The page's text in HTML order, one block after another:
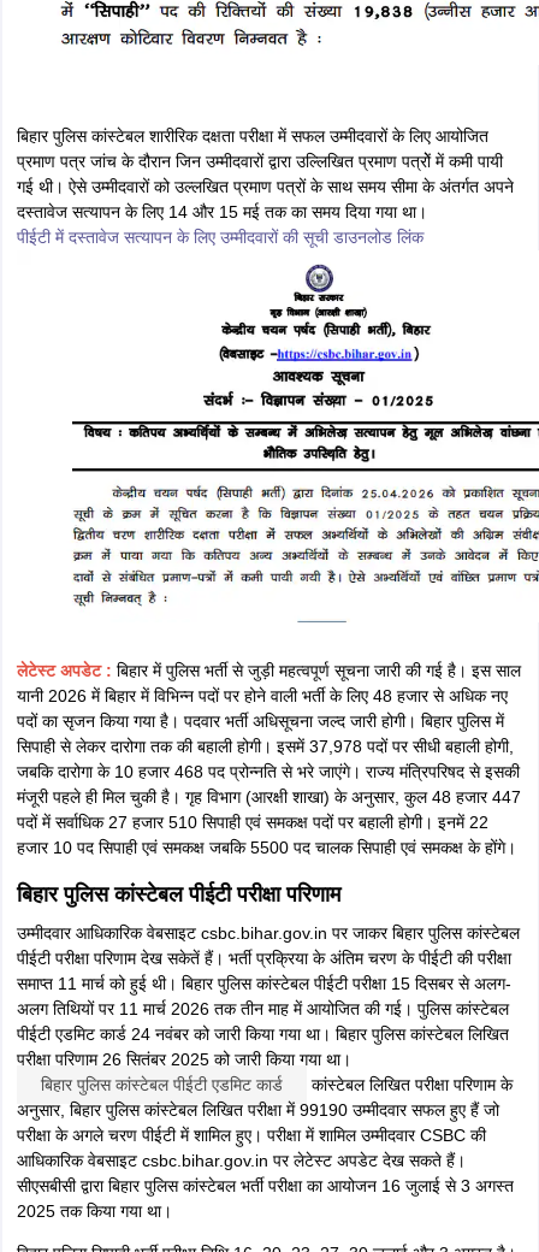
बिहार पुलिस कांस्टेबल शारीरिक दक्षता परीक्षा में सफल उम्मीदवारों के लिए आयोजित
प्रमाण पत्र जांच के दौरान जिन उम्मीदवारों द्वारा उल्लिखित प्रमाण पत्रोें में कमी पायी
गई थी। ऐसे उम्मीदवारों को उल्लखित प्रमाण पत्रों के साथ समय सीमा के अंतर्गत अपने
दस्तावेज सत्यापन के लिए 14 और 15 मई तक का समय दिया गया था।
पीईटी में दस्तावेज सत्यापन के लिए उम्मीदवारों की सूची डाउनलोड लिंक
लेटेस्ट अपडेट : बिहार में पुलिस भर्ती से जुड़ी महत्वपूर्ण सूचना जारी की गई है। इस साल
यानी 2026 में बिहार में विभिन्न पदों पर होने वाली भर्ती के लिए 48 हजार से अधिक नए
पदों का सृजन किया गया है। पदवार भर्ती अधिसूचना जल्द जारी होगी। बिहार पुलिस में
सिपाही से लेकर दारोगा तक की बहाली होगी। इसमें 37,978 पदों पर सीधी बहाली होगी,
जबकि दारोगा के 10 हजार 468 पद प्रोन्नति से भरे जाएंगे। राज्य मंत्रिपरिषद से इसकी
मंजूरी पहले ही मिल चुकी है। गृह विभाग (आरक्षी शाखा) के अनुसार, कुल 48 हजार 447
पदों में सर्वाधिक 27 हजार 510 सिपाही एवं समकक्ष पदों पर बहाली होगी। इनमें 22
हजार 10 पद सिपाही एवं समकक्ष जबकि 5500 पद चालक सिपाही एवं समकक्ष के होंगे।
बिहार पुलिस कांस्टेबल पीईटी परीक्षा परिणाम
उम्मीदवार आधिकारिक वेबसाइट csbc.bihar.gov.in पर जाकर बिहार पुलिस कांस्टेबल
पीईटी परीक्षा परिणाम देख सकेतें हैं। भर्ती प्रक्रिया के अंतिम चरण के पीईटी की परीक्षा
समाप्त 11 मार्च को हुई थी। बिहार पुलिस कांस्टेबल पीईटी परीक्षा 15 दिसबर से अलग-
अलग तिथियों पर 11 मार्च 2026 तक तीन माह में आयोजित की गई। पुलिस कांस्टेबल
पीईटी एडमिट कार्ड 24 नवंबर को जारी किया गया था। बिहार पुलिस कांस्टेबल लिखित
परीक्षा परिणाम 26 सितंबर 2025 को जारी किया गया था।